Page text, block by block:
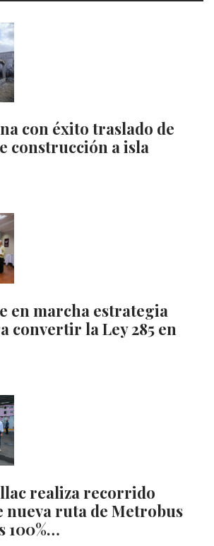
con éxito traslado de
construcción a isla
en marcha estrategia
convertir la Ley 285 en
realiza recorrido
ruta de Metrobus
100%…